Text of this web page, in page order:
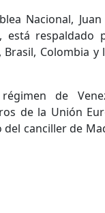
Nacional,
respaldado
Brasil, Colombia y
de
de la Unión
canciller de